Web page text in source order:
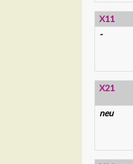
X11
-
X21
neu